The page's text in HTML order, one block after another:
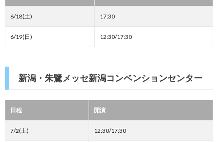
6/18(土) 17:30
6/19(日) 12:30/17:30
新潟・朱鷺メッセ新潟コンベンションセンター
日程 開演
7/2(土) 12:30/17:30